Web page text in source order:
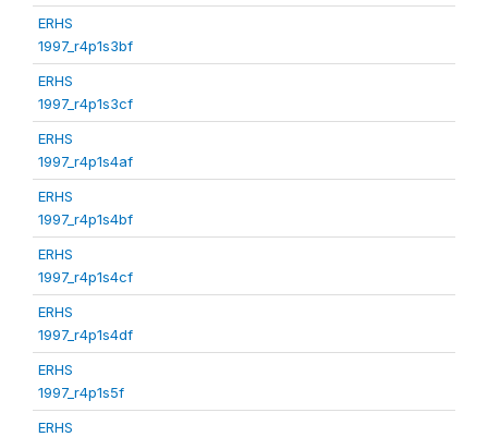
ERHS
1997_r4p1s3bf
ERHS
1997_r4p1s3cf
ERHS
1997_r4p1s4af
ERHS
1997_r4p1s4bf
ERHS
1997_r4p1s4cf
ERHS
1997_r4p1s4df
ERHS
1997_r4p1s5f
ERHS